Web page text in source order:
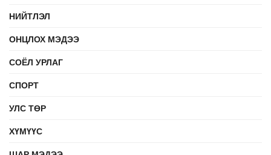
НИЙТЛЭЛ
ОНЦЛОХ МЭДЭЭ
СОЁЛ УРЛАГ
СПОРТ
УЛС ТӨР
ХҮМҮҮС